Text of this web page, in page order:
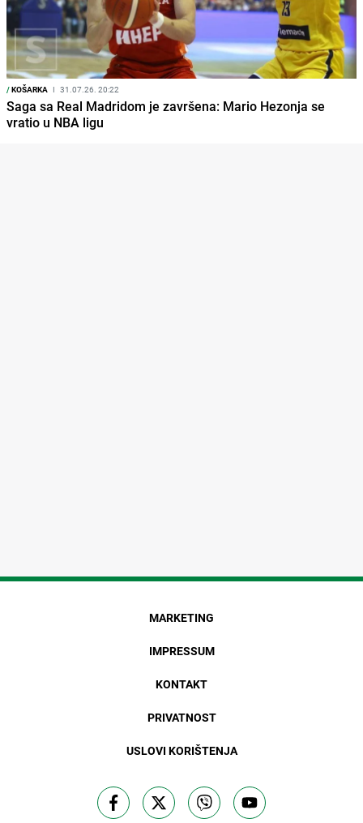
/KOŠARKA I 31.07.26. 20:22
Saga sa Real Madridom je završena: Mario Hezonja se
vratio u NBA ligu
MARKETING
IMPRESSUM
KONTAKT
PRIVATNOST
USLOVI KORIŠTENJA